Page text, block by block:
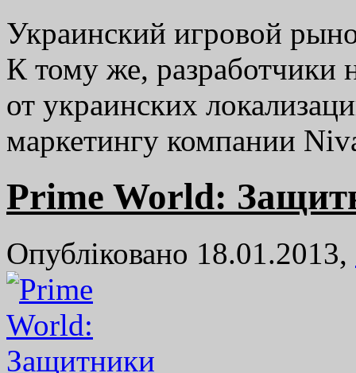
Украинский игровой
К тому же, разработчики
от украинских
маркетингу компании
Prime World:
Опубліковано 18.01.2013,